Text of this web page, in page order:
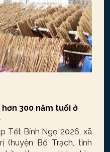
300 năm tuổi ở
Tết Bính Ngọ 2026, xã
(huyện Bố Trạch, tỉnh